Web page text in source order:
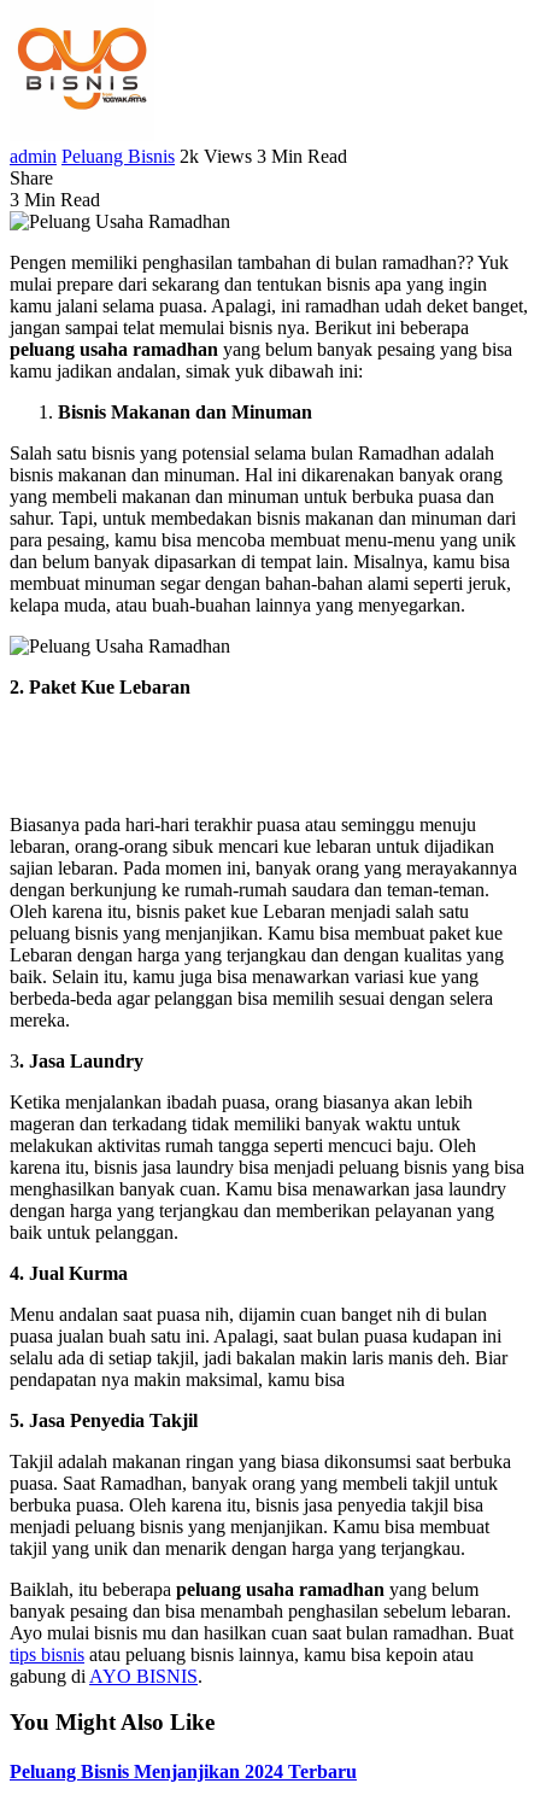
admin Peluang Bisnis 2k Views 3 Min Read
Share
3 Min Read
Pengen memiliki penghasilan tambahan di bulan ramadhan?? Yuk
mulai prepare dari sekarang dan tentukan bisnis apa yang ingin
kamu jalani selama puasa. Apalagi, ini ramadhan udah deket banget,
jangan sampai telat memulai bisnis nya. Berikut ini beberapa
peluang usaha ramadhan yang belum banyak pesaing yang bisa
kamu jadikan andalan, simak yuk dibawah ini:
Bisnis Makanan dan Minuman
Salah satu bisnis yang potensial selama bulan Ramadhan adalah
bisnis makanan dan minuman. Hal ini dikarenakan banyak orang
yang membeli makanan dan minuman untuk berbuka puasa dan
sahur. Tapi, untuk membedakan bisnis makanan dan minuman dari
para pesaing, kamu bisa mencoba membuat menu-menu yang unik
dan belum banyak dipasarkan di tempat lain. Misalnya, kamu bisa
membuat minuman segar dengan bahan-bahan alami seperti jeruk,
kelapa muda, atau buah-buahan lainnya yang menyegarkan.
2. Paket Kue Lebaran
Biasanya pada hari-hari terakhir puasa atau seminggu menuju
lebaran, orang-orang sibuk mencari kue lebaran untuk dijadikan
sajian lebaran. Pada momen ini, banyak orang yang merayakannya
dengan berkunjung ke rumah-rumah saudara dan teman-teman.
Oleh karena itu, bisnis paket kue Lebaran menjadi salah satu
peluang bisnis yang menjanjikan. Kamu bisa membuat paket kue
Lebaran dengan harga yang terjangkau dan dengan kualitas yang
baik. Selain itu, kamu juga bisa menawarkan variasi kue yang
berbeda-beda agar pelanggan bisa memilih sesuai dengan selera
mereka.
3. Jasa Laundry
Ketika menjalankan ibadah puasa, orang biasanya akan lebih
mageran dan terkadang tidak memiliki banyak waktu untuk
melakukan aktivitas rumah tangga seperti mencuci baju. Oleh
karena itu, bisnis jasa laundry bisa menjadi peluang bisnis yang bisa
menghasilkan banyak cuan. Kamu bisa menawarkan jasa laundry
dengan harga yang terjangkau dan memberikan pelayanan yang
baik untuk pelanggan.
4. Jual Kurma
Menu andalan saat puasa nih, dijamin cuan banget nih di bulan
puasa jualan buah satu ini. Apalagi, saat bulan puasa kudapan ini
selalu ada di setiap takjil, jadi bakalan makin laris manis deh. Biar
pendapatan nya makin maksimal, kamu bisa
5. Jasa Penyedia Takjil
Takjil adalah makanan ringan yang biasa dikonsumsi saat berbuka
puasa. Saat Ramadhan, banyak orang yang membeli takjil untuk
berbuka puasa. Oleh karena itu, bisnis jasa penyedia takjil bisa
menjadi peluang bisnis yang menjanjikan. Kamu bisa membuat
takjil yang unik dan menarik dengan harga yang terjangkau.
Baiklah, itu beberapa peluang usaha ramadhan yang belum
banyak pesaing dan bisa menambah penghasilan sebelum lebaran.
Ayo mulai bisnis mu dan hasilkan cuan saat bulan ramadhan. Buat
tips bisnis atau peluang bisnis lainnya, kamu bisa kepoin atau
gabung di AYO BISNIS.
You Might Also Like
Peluang Bisnis Menjanjikan 2024 Terbaru